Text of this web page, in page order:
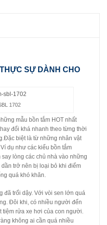
SỰ DÀNH CHO
1702
mẫu bồn tắm HOT nhất
đổi khá nhanh theo từng thời
biệt là từ những nhân vật
dụ như các kiểu bồn tắm
lòng các chủ nhà vào những
trở nên bị loại bỏ khi điểm
quá khó khăn.
đã trổi dậy. Với vòi sen lớn quá
Đôi khi, có nhiều người đến
tiệm rửa xe hơi của con người.
không ai cần quá nhiều